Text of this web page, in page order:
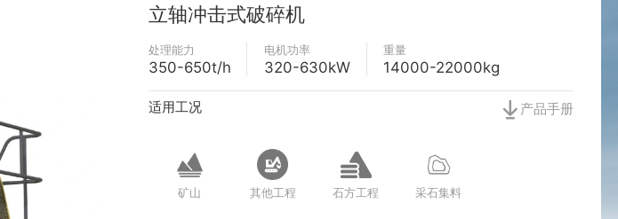
立轴冲击式破碎机
处理能力
350-650t/h
电机功率
320-630kW
重量
14000-22000kg
适用工况 产品手册
矿山 其他工程 石方工程 采石集料